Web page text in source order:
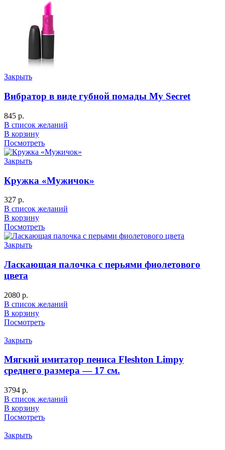
Закрыть
Вибратор в виде губной помады My Secret
845 р.
В список желаний
В корзину
Посмотреть
Закрыть
Кружка «Мужичок»
327 р.
В список желаний
В корзину
Посмотреть
Закрыть
Ласкающая палочка с перьями фиолетового
цвета
2080 р.
В список желаний
В корзину
Посмотреть
Закрыть
Мягкий имитатор пениса Fleshton Limpy
среднего размера — 17 см.
3794 р.
В список желаний
В корзину
Посмотреть
Закрыть